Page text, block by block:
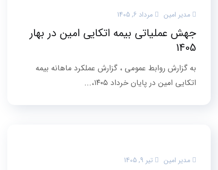
مدیر امین مرداد 6, 1405
جهش عملیاتی بیمه اتکایی امین در بهار
1405
به گزارش روابط عمومی ، گزارش عملکرد ماهانه بیمه
اتکایی امین در پایان خرداد ۱۴۰۵،...
مدیر امین تیر 9, 1405